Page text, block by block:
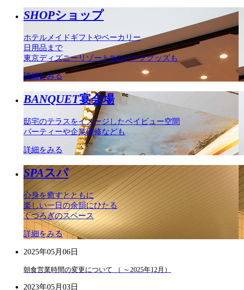
SHOPショップ
ホテルメイドギフトやベーカリー
日用品まで
東京ディズニーリゾート®のパークグッズも
詳細をみる
BANQUET宴会場
邸宅のテラスをイメージしたベイビュー空間
パーティーや企業研修なども
詳細をみる
SPAスパ
心身を癒すとともに
楽しい一日の余韻にひたる
くつろぎのスペース
詳細をみる
2025年05月06日
朝食営業時間の変更について （ ～2025年12月）
2023年05月03日